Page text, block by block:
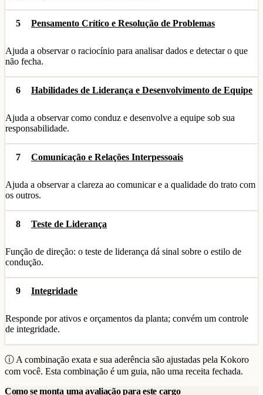
5 Pensamento Crítico e Resolução de Problemas
Ajuda a observar o raciocínio para analisar dados e detectar o que
não fecha.
6 Habilidades de Liderança e Desenvolvimento de Equipe
Ajuda a observar como conduz e desenvolve a equipe sob sua
responsabilidade.
7 Comunicação e Relações Interpessoais
Ajuda a observar a clareza ao comunicar e a qualidade do trato com
os outros.
8 Teste de Liderança
Função de direção: o teste de liderança dá sinal sobre o estilo de
condução.
9 Integridade
Responde por ativos e orçamentos da planta; convém um controle
de integridade.
ⓘ A combinação exata e sua aderência são ajustadas pela Kokoro
com você. Esta combinação é um guia, não uma receita fechada.
Como se monta uma avaliação para este cargo